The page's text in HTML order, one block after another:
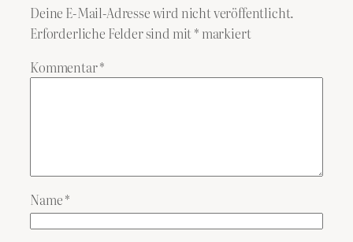
Deine E-Mail-Adresse wird nicht veröffentlicht.
Erforderliche Felder sind mit* markiert
Kommentar*
Name*